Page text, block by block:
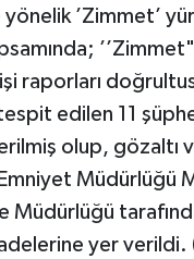
’Zimmet’
’’Zimmet"
raporları
edilen 11
olup, gözaltı
Müdürlüğü
Müdürlüğü
yer verildi.